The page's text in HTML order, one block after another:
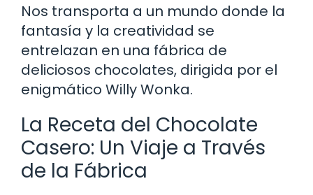
Nos transporta a un mundo donde la
fantasía y la creatividad se
entrelazan en una fábrica de
deliciosos chocolates, dirigida por el
enigmático Willy Wonka.
La Receta del Chocolate
Casero: Un Viaje a Través
de la Fábrica